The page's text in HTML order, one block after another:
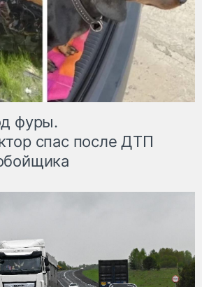
фуры.
спас после ДТП